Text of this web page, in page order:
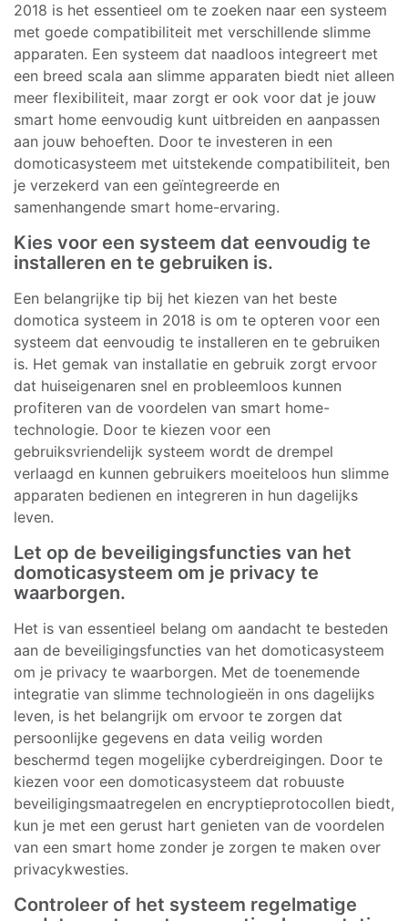
2018 is het essentieel om te zoeken naar een systeem
met goede compatibiliteit met verschillende slimme
apparaten. Een systeem dat naadloos integreert met
een breed scala aan slimme apparaten biedt niet alleen
meer flexibiliteit, maar zorgt er ook voor dat je jouw
smart home eenvoudig kunt uitbreiden en aanpassen
aan jouw behoeften. Door te investeren in een
domoticasysteem met uitstekende compatibiliteit, ben
je verzekerd van een geïntegreerde en
samenhangende smart home-ervaring.
Kies voor een systeem dat eenvoudig te
installeren en te gebruiken is.
Een belangrijke tip bij het kiezen van het beste
domotica systeem in 2018 is om te opteren voor een
systeem dat eenvoudig te installeren en te gebruiken
is. Het gemak van installatie en gebruik zorgt ervoor
dat huiseigenaren snel en probleemloos kunnen
profiteren van de voordelen van smart home-
technologie. Door te kiezen voor een
gebruiksvriendelijk systeem wordt de drempel
verlaagd en kunnen gebruikers moeiteloos hun slimme
apparaten bedienen en integreren in hun dagelijks
leven.
Let op de beveiligingsfuncties van het
domoticasysteem om je privacy te
waarborgen.
Het is van essentieel belang om aandacht te besteden
aan de beveiligingsfuncties van het domoticasysteem
om je privacy te waarborgen. Met de toenemende
integratie van slimme technologieën in ons dagelijks
leven, is het belangrijk om ervoor te zorgen dat
persoonlijke gegevens en data veilig worden
beschermd tegen mogelijke cyberdreigingen. Door te
kiezen voor een domoticasysteem dat robuuste
beveiligingsmaatregelen en encryptieprotocollen biedt,
kun je met een gerust hart genieten van de voordelen
van een smart home zonder je zorgen te maken over
privacykwesties.
Controleer of het systeem regelmatige